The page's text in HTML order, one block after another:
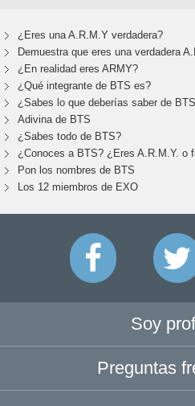
¿Eres una A.R.M.Y verdadera?
Demuestra que eres una verdadera
¿En realidad eres ARMY?
¿Qué integrante de BTS es?
¿Sabes lo que deberías saber de
Adivina de BTS
¿Sabes todo de BTS?
¿Conoces a BTS? ¿Eres A.R.M.Y. o
Pon los nombres de BTS
Los 12 miembros de EXO
Soy
Preguntas